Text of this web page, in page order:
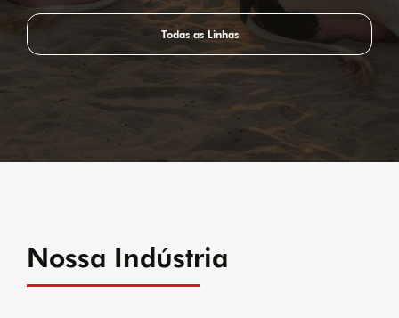
Todas as Linhas
Nossa Indústria